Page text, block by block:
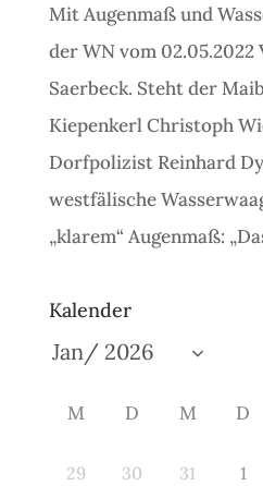
Mit Augenmaß und
der WN vom
Saerbeck. Steht der
Kiepenkerl Christoph
Dorfpolizist Reinhard
westfälische
„klarem“ Augenmaß:
Kalender
M D M D
29 30 31 1